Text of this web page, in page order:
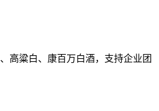
高粱白、康百万白酒，支持企业团